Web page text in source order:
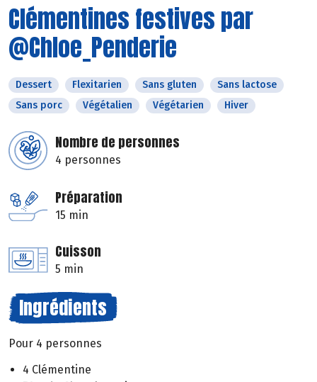
Clémentines festives par
@Chloe_Penderie
Dessert Flexitarien Sans gluten
Sans lactose
Sans porc
Végétalien Végétarien Hiver
Nombre de personnes
4 personnes
Préparation
15 min
Cuisson
5 min
Ingrédients
Pour 4 personnes
4 Clémentine